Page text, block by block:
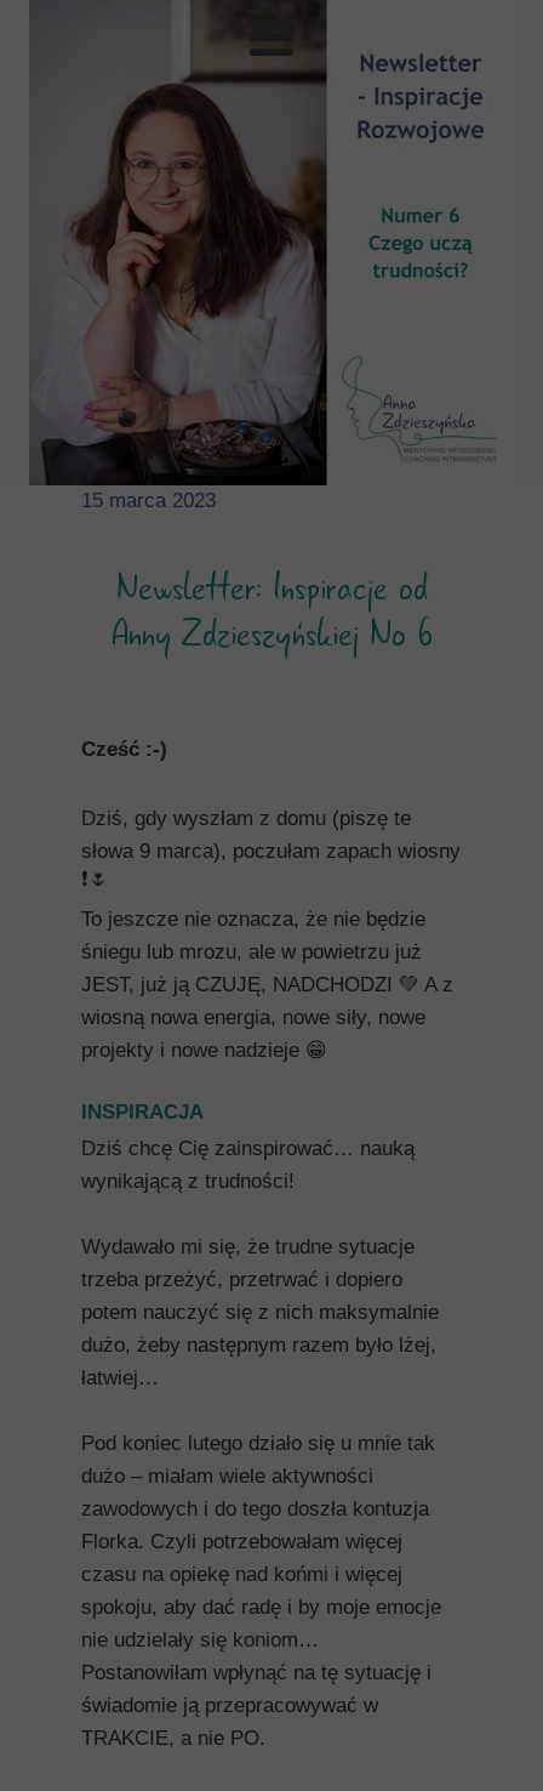
15 marca 2023
Newsletter: Inspiracje od
Anny Zdzieszyńskiej No 6
Cześć :-)
Dziś, gdy wyszłam z domu (piszę te
słowa 9 marca), poczułam zapach wiosny
❗🌷
To jeszcze nie oznacza, że nie będzie
śniegu lub mrozu, ale w powietrzu już
JEST, już ją CZUJĘ, NADCHODZI 💚 A z
wiosną nowa energia, nowe siły, nowe
projekty i nowe nadzieje 😁
INSPIRACJA
Dziś chcę Cię zainspirować… nauką
wynikającą z trudności!
Wydawało mi się, że trudne sytuacje
trzeba przeżyć, przetrwać i dopiero
potem nauczyć się z nich maksymalnie
dużo, żeby następnym razem było lżej,
łatwiej…
Pod koniec lutego działo się u mnie tak
dużo – miałam wiele aktywności
zawodowych i do tego doszła kontuzja
Florka. Czyli potrzebowałam więcej
czasu na opiekę nad końmi i więcej
spokoju, aby dać radę i by moje emocje
nie udzielały się koniom…
Postanowiłam wpłynąć na tę sytuację i
świadomie ją przepracowywać w
TRAKCIE, a nie PO.